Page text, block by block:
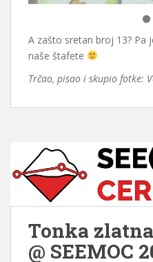
A zašto sretan broj 13? Pa
naše štafete
Trčao, pisao i skupio fotke:
Tonka
@ SEEMOC